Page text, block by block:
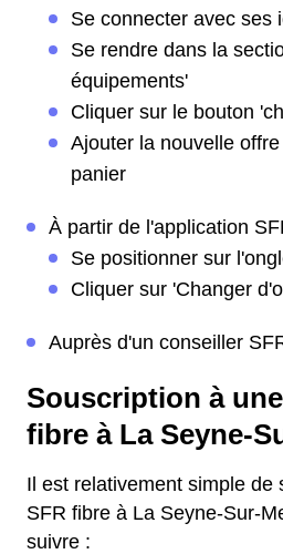
Se connecter avec ses
Se rendre dans la
équipements'
Cliquer sur le bouton
Ajouter la nouvelle
panier
À partir de l'application
Se positionner sur
Cliquer sur 'Changer
Auprès d'un conseiller
Souscription à
fibre à La Seyne-
Il est relativement simple de
SFR fibre à La Seyne-Sur-
suivre :